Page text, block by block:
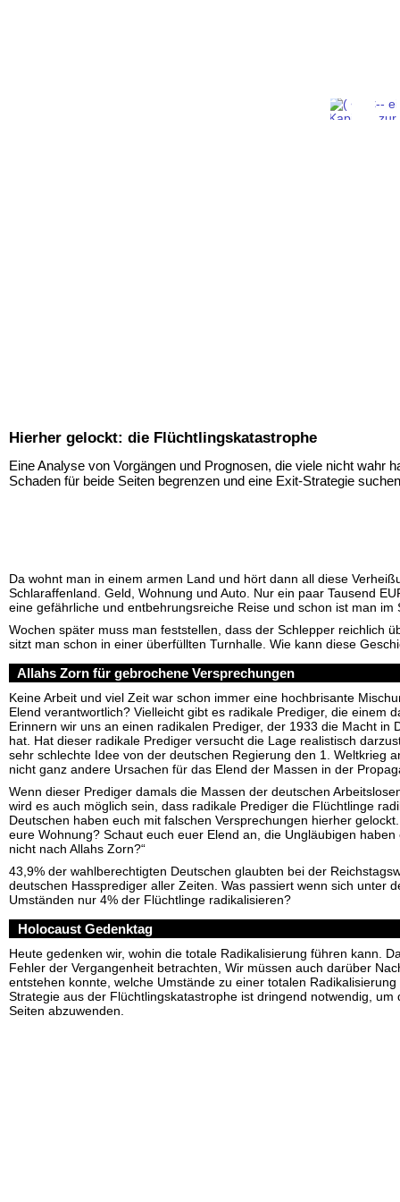
Hierher gelockt: die Flüchtlingskatastrophe
Eine Analyse von Vorgängen und Prognosen, die viele nicht wahr
Schaden für beide Seiten begrenzen und eine Exit-Strategie suchen
Da wohnt man in einem armen Land und hört dann all diese
Schlaraffenland. Geld, Wohnung und Auto. Nur ein paar Tausend
eine gefährliche und entbehrungsreiche Reise und schon ist man im
Wochen später muss man feststellen, dass der Schlepper reichlich
sitzt man schon in einer überfüllten Turnhalle. Wie kann diese
Allahs Zorn für gebrochene Versprechungen
Keine Arbeit und viel Zeit war schon immer eine hochbrisante
Elend verantwortlich? Vielleicht gibt es radikale Prediger, die einem
Erinnern wir uns an einen radikalen Prediger, der 1933 die Macht in
hat. Hat dieser radikale Prediger versucht die Lage realistisch
sehr schlechte Idee von der deutschen Regierung den 1. Weltkrieg
nicht ganz andere Ursachen für das Elend der Massen in der
Wenn dieser Prediger damals die Massen der deutschen
wird es auch möglich sein, dass radikale Prediger die Flüchtlinge
Deutschen haben euch mit falschen Versprechungen hierher
eure Wohnung? Schaut euch euer Elend an, die Ungläubigen
nicht nach Allahs Zorn?“
43,9% der wahlberechtigten Deutschen glaubten bei der
deutschen Hassprediger aller Zeiten. Was passiert wenn sich unter
Umständen nur 4% der Flüchtlinge radikalisieren?
Holocaust Gedenktag
Heute gedenken wir, wohin die totale Radikalisierung führen kann.
Fehler der Vergangenheit betrachten, Wir müssen auch darüber
entstehen konnte, welche Umstände zu einer totalen
Strategie aus der Flüchtlingskatastrophe ist dringend notwendig, um
Seiten abzuwenden.